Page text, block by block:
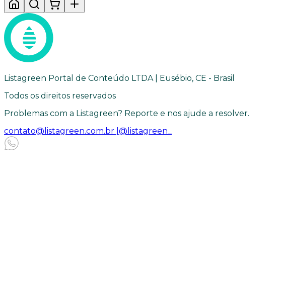
Listagreen Portal de Conteúdo LTDA | Eusébio, CE - Brasil
Todos os direitos reservados
Problemas com a Listagreen? Reporte e nos ajude a resolver.
contato@listagreen.com.br | @listagreen_